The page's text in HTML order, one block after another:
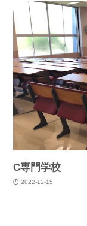
C専門学校
2022-12-15